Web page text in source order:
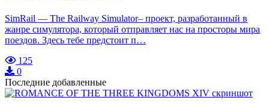
SimRail — The Railway Simulator– проект, разработанный в
жанре симулятора, который отправляет нас на просторы мира
поездов. Здесь тебе предстоит п…
125
0
Последние добавленные